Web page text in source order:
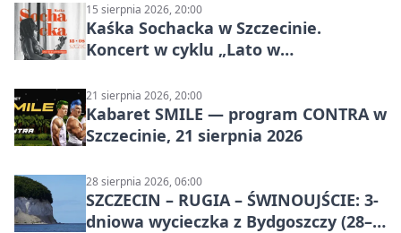
15 sierpnia 2026, 20:00
Kaśka Sochacka w Szczecinie.
Koncert w cyklu „Lato w
21 sierpnia 2026, 20:00
Kabaret SMILE — program CONTRA w
Szczecinie, 21 sierpnia 2026
28 sierpnia 2026, 06:00
SZCZECIN – RUGIA – ŚWINOUJŚCIE: 3-
dniowa wycieczka z Bydgoszczy (28–